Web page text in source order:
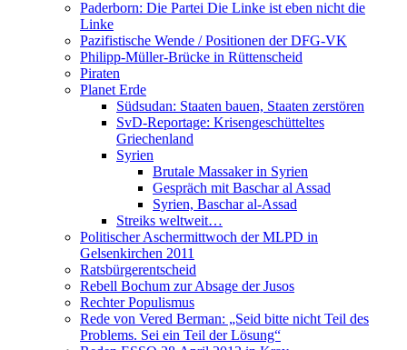
Paderborn: Die Partei Die Linke ist eben nicht die
Linke
Pazifistische Wende / Positionen der DFG-VK
Philipp-Müller-Brücke in Rüttenscheid
Piraten
Planet Erde
Südsudan: Staaten bauen, Staaten zerstören
SvD-Reportage: Krisengeschütteltes
Griechenland
Syrien
Brutale Massaker in Syrien
Gespräch mit Baschar al Assad
Syrien, Baschar al-Assad
Streiks weltweit…
Politischer Aschermittwoch der MLPD in
Gelsenkirchen 2011
Ratsbürgerentscheid
Rebell Bochum zur Absage der Jusos
Rechter Populismus
Rede von Vered Berman: „Seid bitte nicht Teil des
Problems. Sei ein Teil der Lösung“